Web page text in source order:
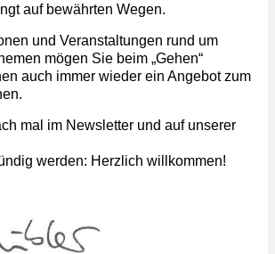
auf bewährten Wegen.
und Veranstaltungen rund um
mögen Sie beim „Gehen“
auch immer wieder ein Angebot zum
mal im Newsletter und auf unserer
werden: Herzlich willkommen!